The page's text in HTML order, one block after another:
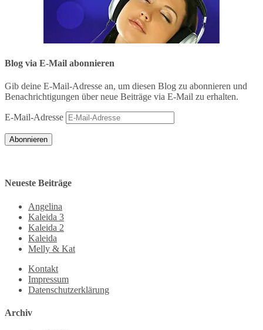
Blog via E-Mail abonnieren
Gib deine E-Mail-Adresse an, um diesen Blog zu abonnieren und
Benachrichtigungen über neue Beiträge via E-Mail zu erhalten.
E-Mail-Adresse
Abonnieren
Neueste Beiträge
Angelina
Kaleida 3
Kaleida 2
Kaleida
Melly & Kat
Kontakt
Impressum
Datenschutzerklärung
Archiv